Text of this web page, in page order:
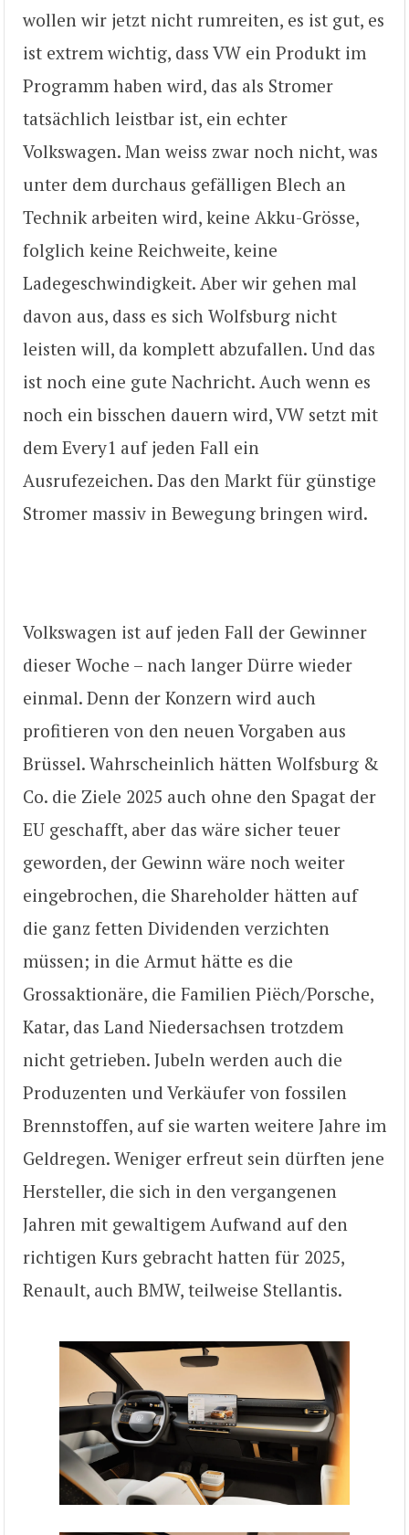
wollen wir jetzt nicht rumreiten, es ist gut, es
ist extrem wichtig, dass VW ein Produkt im
Programm haben wird, das als Stromer
tatsächlich leistbar ist, ein echter
Volkswagen. Man weiss zwar noch nicht, was
unter dem durchaus gefälligen Blech an
Technik arbeiten wird, keine Akku-Grösse,
folglich keine Reichweite, keine
Ladegeschwindigkeit. Aber wir gehen mal
davon aus, dass es sich Wolfsburg nicht
leisten will, da komplett abzufallen. Und das
ist noch eine gute Nachricht. Auch wenn es
noch ein bisschen dauern wird, VW setzt mit
dem Every1 auf jeden Fall ein
Ausrufezeichen. Das den Markt für günstige
Stromer massiv in Bewegung bringen wird.
Volkswagen ist auf jeden Fall der Gewinner
dieser Woche – nach langer Dürre wieder
einmal. Denn der Konzern wird auch
profitieren von den neuen Vorgaben aus
Brüssel. Wahrscheinlich hätten Wolfsburg &
Co. die Ziele 2025 auch ohne den Spagat der
EU geschafft, aber das wäre sicher teuer
geworden, der Gewinn wäre noch weiter
eingebrochen, die Shareholder hätten auf
die ganz fetten Dividenden verzichten
müssen; in die Armut hätte es die
Grossaktionäre, die Familien Piëch/Porsche,
Katar, das Land Niedersachsen trotzdem
nicht getrieben. Jubeln werden auch die
Produzenten und Verkäufer von fossilen
Brennstoffen, auf sie warten weitere Jahre im
Geldregen. Weniger erfreut sein dürften jene
Hersteller, die sich in den vergangenen
Jahren mit gewaltigem Aufwand auf den
richtigen Kurs gebracht hatten für 2025,
Renault, auch BMW, teilweise Stellantis.